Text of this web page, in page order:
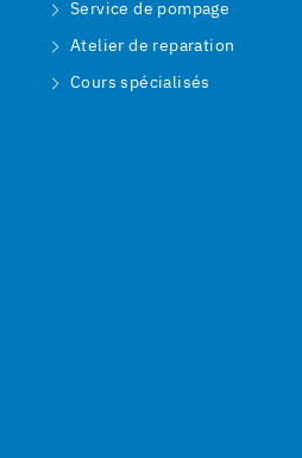
Service de pompage
Atelier de reparation
Cours spécialisés